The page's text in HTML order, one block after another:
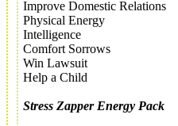
Improve Domestic Relations
Physical Energy
Intelligence
Comfort Sorrows
Win Lawsuit
Help a Child
Stress ZapperEnergy Pack